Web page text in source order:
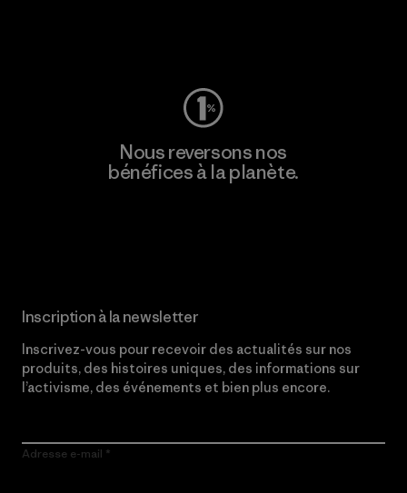
Nous reversons nos
bénéfices à la planète.
Inscription à la newsletter
Inscrivez-vous pour recevoir des actualités sur nos
produits, des histoires uniques, des informations sur
l’activisme, des événements et bien plus encore.
Adresse e-mail